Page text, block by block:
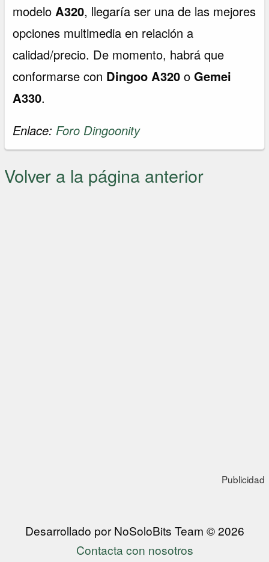
modeloA320, llegaría ser una de las mejores
opciones multimedia en relación a
calidad/precio. De momento, habrá que
conformarse con Dingoo A320 oGemei
A330.
Enlace: Foro Dingoonity
Volver a la página anterior
Publicidad
Desarrollado por NoSoloBits Team © 2026
Contacta con nosotros